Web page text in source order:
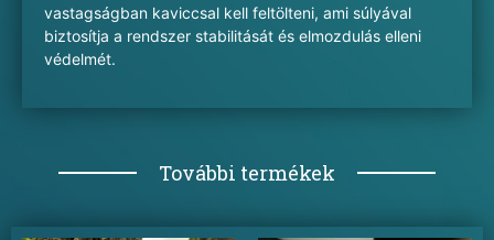
vastagságban kaviccsal kell feltölteni, ami súlyával
biztosítja a rendszer stabilitását és elmozdulás elleni
védelmét.
További termékek